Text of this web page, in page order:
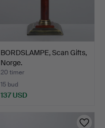
BORDSLAMPE, Scan Gifts,
Norge.
20 timer
15 bud
137 USD